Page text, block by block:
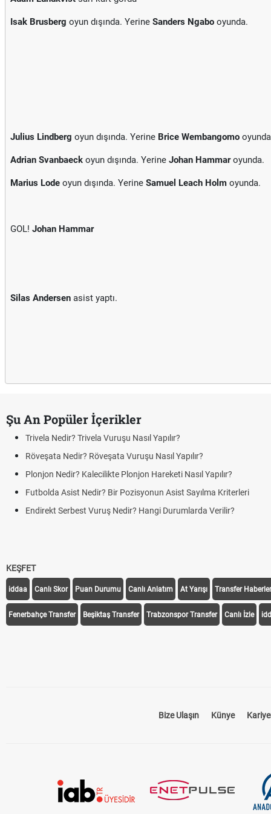
Isak Brusberg oyun dışında. Yerine Sanders Ngabo oyunda.
Julius Lindberg oyun dışında. Yerine Brice Wembangomo
Adrian Svanbaeck oyun dışında. Yerine Johan Hammaroyunda.
Marius Lode oyun dışında. Yerine Samuel Leach Holm oyunda.
GOL! Johan Hammar
Silas Andersen asist yaptı.
Şu An Popüler İçerikler
Trivela Nedir? Trivela Vuruşu Nasıl Yapılır?
Röveşata Nedir? Röveşata Vuruşu Nasıl Yapılır?
Plonjon Nedir? Kalecilikte Plonjon Hareketi Nasıl Yapılır?
Futbolda Asist Nedir? Bir Pozisyonun Asist Sayılma Kriterleri
Endirekt Serbest Vuruş Nedir? Hangi Durumlarda Verilir?
KEŞFET
iddaa Canlı Skor Puan Durumu Canlı Anlatım At Yarışı Transfer
Fenerbahçe Transfer Beşiktaş Transfer Trabzonspor Transfer Canlı İzle
Bize Ulaşın Künye